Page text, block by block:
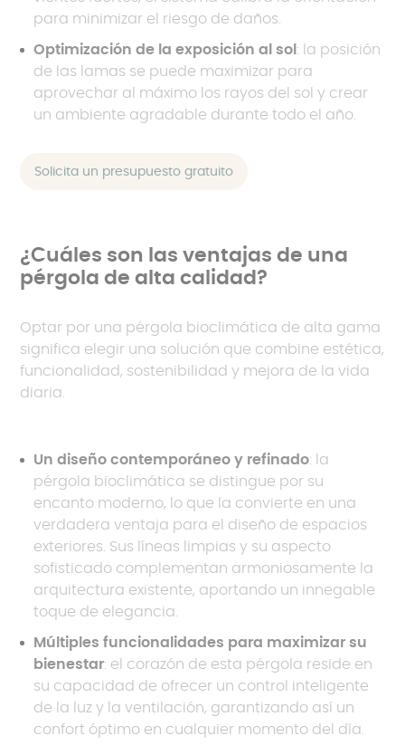
para minimizar el riesgo de daños.
Optimización de la exposición al sol : la posición
de las lamas se puede maximizar para
aprovechar al máximo los rayos del sol y crear
un ambiente agradable durante todo el año.
Solicita un presupuesto gratuito
¿Cuáles son las ventajas de una
pérgola de alta calidad?
Optar por una pérgola bioclimática de alta gama
significa elegir una solución que combine estética,
funcionalidad, sostenibilidad y mejora de la vida
diaria.
Un diseño contemporáneo y refinado: la
pérgola bioclimática se distingue por su
encanto moderno, lo que la convierte en una
verdadera ventaja para el diseño de espacios
exteriores. Sus líneas limpias y su aspecto
sofisticado complementan armoniosamente la
arquitectura existente, aportando un innegable
toque de elegancia.
Múltiples funcionalidades para maximizar su
bienestar: el corazón de esta pérgola reside en
su capacidad de ofrecer un control inteligente
de la luz y la ventilación, garantizando así un
confort óptimo en cualquier momento del día.